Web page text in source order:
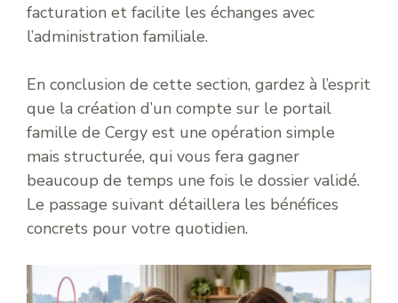
facturation et facilite les échanges avec
l’administration familiale.
En conclusion de cette section, gardez à l’esprit
que la création d’un compte sur le portail
famille de Cergy est une opération simple
mais structurée, qui vous fera gagner
beaucoup de temps une fois le dossier validé.
Le passage suivant détaillera les bénéfices
concrets pour votre quotidien.